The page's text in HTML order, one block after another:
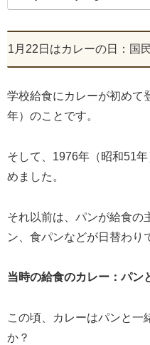
1月22日はカレーの日：国
学校給食にカレーが初めて
年）のことです。
そして、1976年（昭和51
めました。
それ以前は、パンが給食の
ン、食パンなどが日替わり
当時の給食のカレー：パン
この頃、カレーはパンと一
か？